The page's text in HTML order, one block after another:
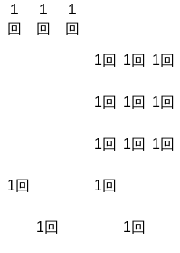
１
回
１
回
１
回
1回 1回 1回
1回 1回 1回
1回 1回 1回
1回 1回
1回 1回